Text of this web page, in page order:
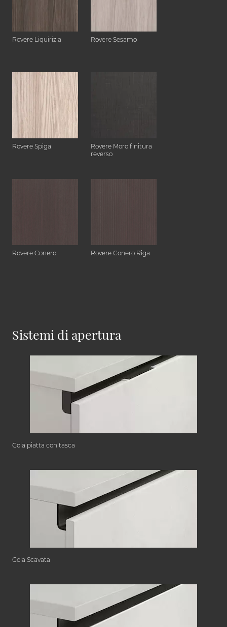
Rovere Liquirizia Rovere Sesamo
Rovere Spiga
Rovere Moro finitura
reverso
Rovere Conero Rovere Conero Riga
Sistemi di apertura
Gola piatta con tasca
Gola Scavata